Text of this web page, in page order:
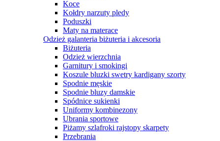
Koce
Kołdry narzuty pledy
Poduszki
Maty na materace
Odzież galanteria biżuteria i akcesoria
Biżuteria
Odzież wierzchnia
Garnitury i smokingi
Koszule bluzki swetry kardigany szorty
Spodnie męskie
Spodnie bluzy damskie
Spódnice sukienki
Uniformy kombinezony
Ubrania sportowe
Piżamy szlafroki rajstopy skarpety
Przebrania